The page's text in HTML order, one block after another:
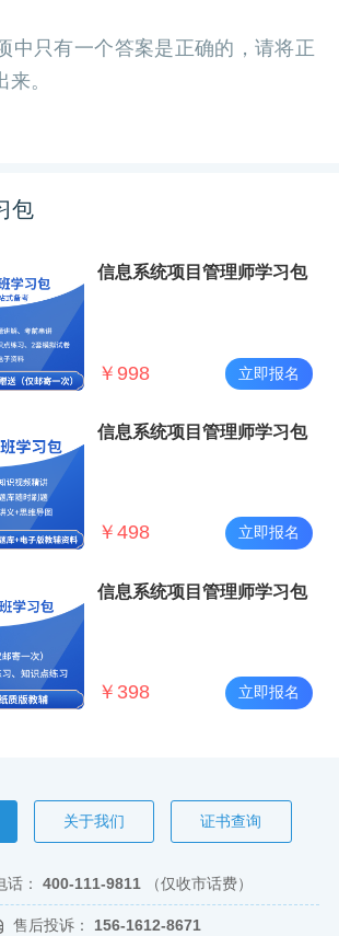
中只有一个答案是正确的，请将正
。
包
信息系统项目管理师学习包
￥ 998 立即报名
信息系统项目管理师学习包
￥ 498 立即报名
信息系统项目管理师学习包
￥ 398 立即报名
关于我们 证书查询
话： 400-111-9811 （仅收市话费）
售后投诉： 156-1612-8671